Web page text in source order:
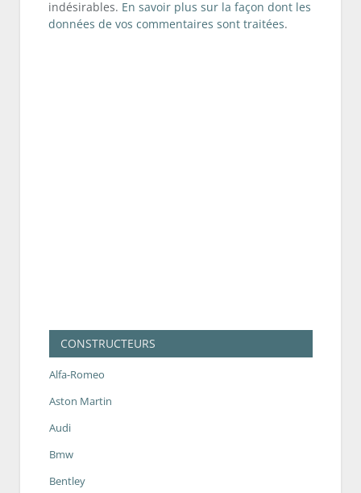
indésirables. En savoir plus sur la façon dont les
données de vos commentaires sont traitées.
CONSTRUCTEURS
Alfa-Romeo
Aston Martin
Audi
Bmw
Bentley